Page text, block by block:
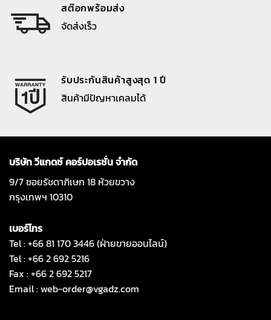
สต๊อกพร้อมส่ง
จัดส่งเร็ว
รับประกันสินค้าสูงสุด 1 ปี
สินค้ามีปัญหาเคลมได้
บริษัท วีแกดซ์ คอร์ปอเรชั่น จำกัด
9/7 ซอยรัชดาภิเษก 18 ห้วยขวาง
กรุงเทพฯ 10310
เบอร์โทร
Tel : +66 81 170 3446 (ฝ่ายขายออนไลน์)
Tel : +66 2 692 5216
Fax : +66 2 692 5217
Email :web-order@vgadz.com